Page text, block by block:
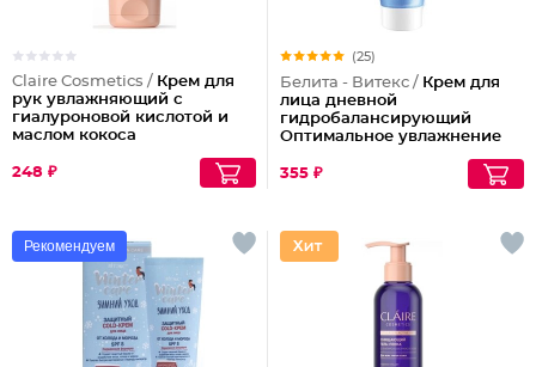
Claire Cosmetics / Крем для
рук увлажняющий с
гиалуроновой кислотой и
маслом кокоса
248 ₽
(25)
Белита - Витекс / Крем для
лица дневной
гидробалансирующий
Оптимальное увлажнение
комбинированной кожи
355 ₽
Рекомендуем